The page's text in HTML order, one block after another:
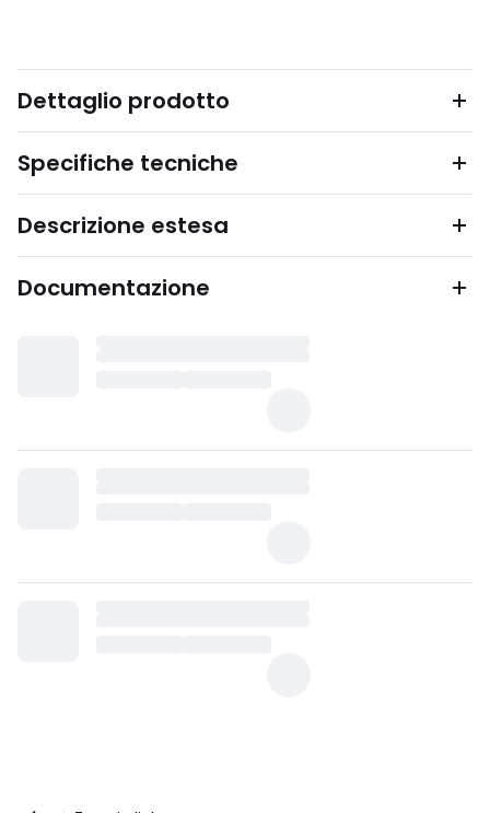
Dettaglio prodotto
Specifiche tecniche
Descrizione estesa
Documentazione